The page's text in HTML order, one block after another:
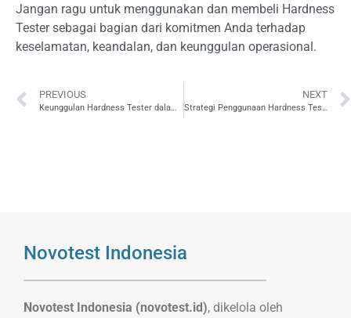
Jangan ragu untuk menggunakan dan membeli Hardness
Tester sebagai bagian dari komitmen Anda terhadap
keselamatan, keandalan, dan keunggulan operasional.
PREVIOUS
Keunggulan Hardness Tester dalam Pencegahan Korosi di Industri Minyak dan Gas
NEXT
Strategi Penggunaan Hardness Tester untuk Memperpanjang Umur Peralatan di Industri Minyak dan Gas
Novotest Indonesia
Novotest Indonesia (novotest.id), dikelola oleh